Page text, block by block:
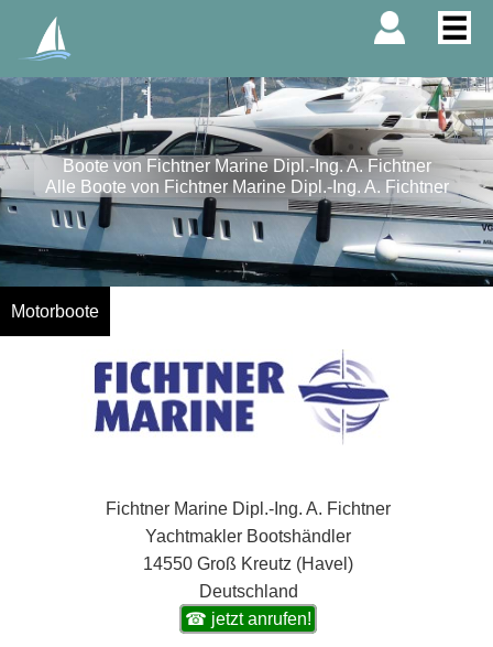
Boote von Fichtner Marine Dipl.-Ing. A. Fichtner
Alle Boote von Fichtner Marine Dipl.-Ing. A. Fichtner
Motorboote
Fichtner Marine Dipl.-Ing. A. Fichtner
Yachtmakler Bootshändler
14550 Groß Kreutz (Havel)
Deutschland
☎ jetzt anrufen!